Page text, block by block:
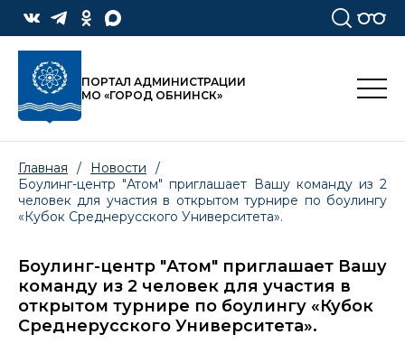
ПОРТАЛ АДМИНИСТРАЦИИ
МО «ГОРОД ОБНИНСК»
Главная / Новости
/
Боулинг-центр "Атом" приглашает Вашу команду из 2
человек для участия в открытом турнире по боулингу
«Кубок Среднерусского Университета».
Боулинг-центр "Атом" приглашает Вашу
команду из 2 человек для участия в
открытом турнире по боулингу «Кубок
Среднерусского Университета».